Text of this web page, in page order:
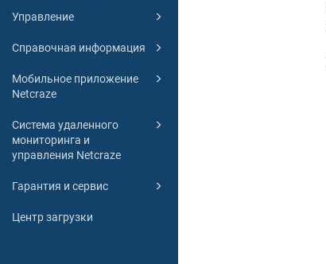
Управление
Справочная информация
Мобильное приложение
Netcraze
Система удаленного
мониторинга и
управления Netcraze
Гарантия и сервис
Центр загрузки